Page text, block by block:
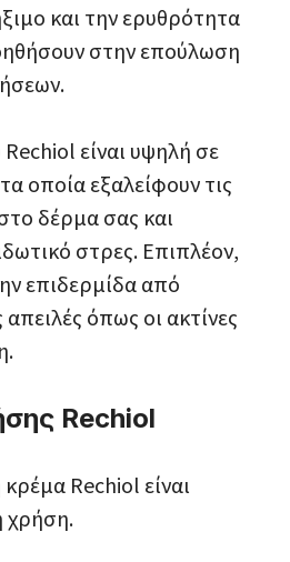
και την ερυθρότητα
στην επούλωση
είναι υψηλή σε
οποία εξαλείφουν τις
δέρμα σας και
στρες. Επιπλέον,
επιδερμίδα από
όπως οι ακτίνες
Rechiol
Rechiol είναι
χρήση.